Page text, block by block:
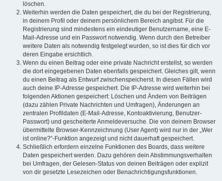
löschen.
Weiterhin werden die Daten gespeichert, die du bei der Registrierung,
in deinem Profil oder deinem persönlichem Bereich angibst. Für die
Registrierung sind mindestens ein eindeutiger Benutzername, eine E-
Mail-Adresse und ein Passwort notwendig. Wenn durch den Betreiber
weitere Daten als notwendig festgelegt wurden, so ist dies für dich vor
deren Eingabe ersichtlich.
Wenn du einen Beitrag oder eine private Nachricht erstellst, so werden
die dort eingegebenen Daten ebenfalls gespeichert. Gleiches gilt, wenn
du einen Beitrag als Entwurf zwischenspeicherst. In diesen Fällen wird
auch deine IP-Adresse gespeichert. Die IP-Adresse wird weiterhin bei
folgenden Aktionen gespeichert: Löschen und Ändern von Beiträgen
(dazu zählen Private Nachrichten und Umfragen), Änderungen an
zentralen Profildaten (E-Mail-Adresse, Kontoaktivierung, Benutzer-
Passwort) und gescheiterte Anmeldeversuche. Die von deinem Browser
übermittelte Browser-Kennzeichnung (User Agent) wird nur in der „Wer
ist online?“-Funktion angezeigt und nicht dauerhaft gespeichert.
Schließlich erfordern einzelne Funktionen des Boards, dass weitere
Daten gespeichert werden. Dazu gehören dein Abstimmungsverhalten
bei Umfragen, der Gelesen-Status von deinen Beiträgen oder explizit
von dir gesetzte Lesezeichen oder Benachrichtigungsfunktionen.